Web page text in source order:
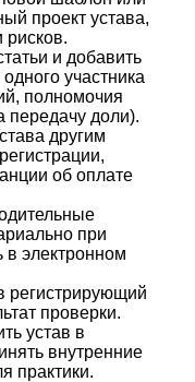
проект устава,
рисков.
и добавить
участника
полномочия
передачу доли).
другим
об оплате
при
в электронном
регистрирующий
проверки.
устав в
внутренние
практики.